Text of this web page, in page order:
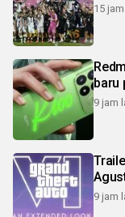
15
baru
9 jam
9 jam